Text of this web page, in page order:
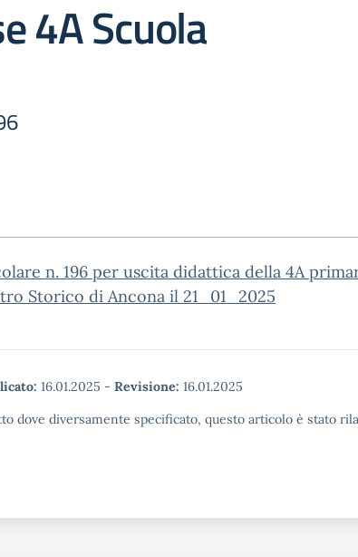
4A Scuola
n. 196 per uscita didattica della 4A
Storico di Ancona il 21_01_2025
16.01.2025 - Revisione: 16.01.2025
dove diversamente specificato, questo articolo è stato